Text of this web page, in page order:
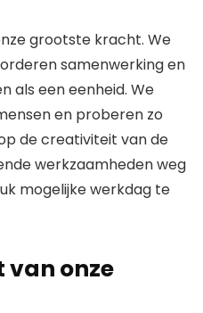
grootste kracht. We
samenwerking en
als een eenheid. We
en proberen zo
de creativiteit van de
werkzaamheden weg
mogelijke werkdag te
onze